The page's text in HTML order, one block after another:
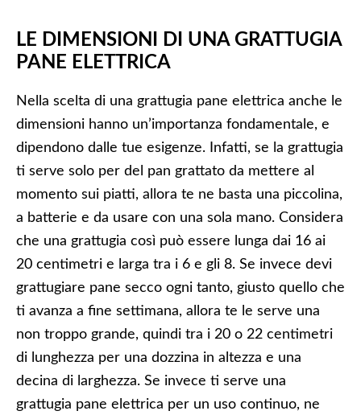
LE DIMENSIONI DI UNA GRATTUGIA
PANE ELETTRICA
Nella scelta di una grattugia pane elettrica anche le
dimensioni hanno un’importanza fondamentale, e
dipendono dalle tue esigenze. Infatti, se la grattugia
ti serve solo per del pan grattato da mettere al
momento sui piatti, allora te ne basta una piccolina,
a batterie e da usare con una sola mano. Considera
che una grattugia così può essere lunga dai 16 ai
20 centimetri e larga tra i 6 e gli 8. Se invece devi
grattugiare pane secco ogni tanto, giusto quello che
ti avanza a fine settimana, allora te le serve una
non troppo grande, quindi tra i 20 o 22 centimetri
di lunghezza per una dozzina in altezza e una
decina di larghezza. Se invece ti serve una
grattugia pane elettrica per un uso continuo, ne